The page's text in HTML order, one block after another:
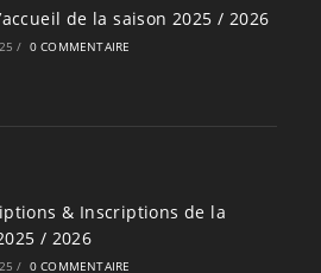
de la saison 2025 / 2026
/ 0 COMMENTAIRE
& Inscriptions de la
/ 2026
/ 0 COMMENTAIRE